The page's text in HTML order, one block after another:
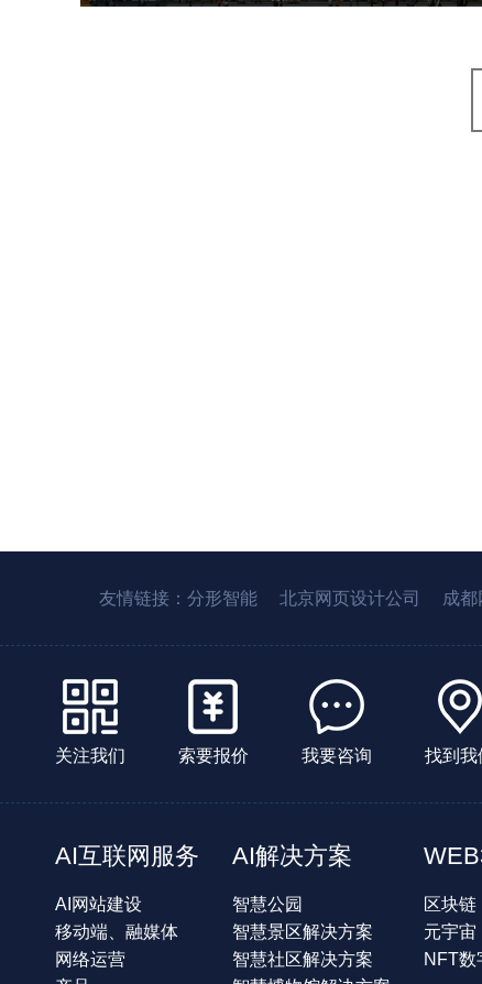
友情链接： 分形智能 北京网页设计公司 成
关注我们 索要报价 我要咨询 找到我
AI互联网服务
AI网站建设
移动端、融媒体
网络运营
AI解决方案
智慧公园
智慧景区解决方案
智慧社区解决方案
区块链
元宇宙
NFT数